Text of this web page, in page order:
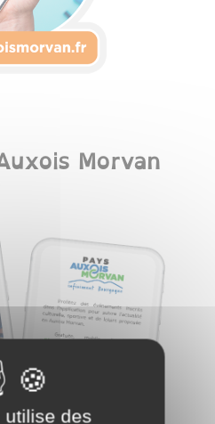
Morvan
utilise des